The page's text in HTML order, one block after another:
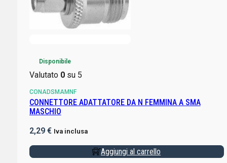
Disponibile
Valutato 0su 5
CONADSMAMNF
CONNETTORE ADATTATORE DA N FEMMINA A SMA
MASCHIO
2,29 € Iva inclusa
Aggiungi al carrello